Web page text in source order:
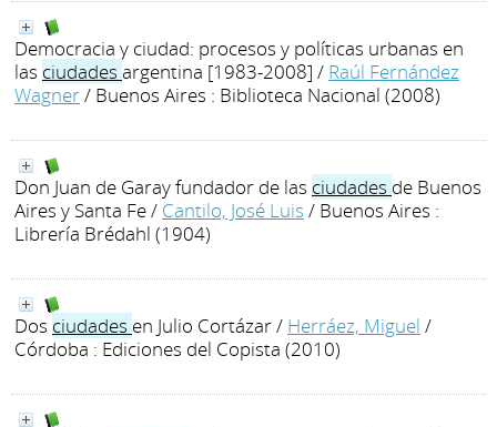
Democracia y ciudad: procesos y políticas urbanas en
las ciudades argentina [1983-2008] / Raúl Fernández
Wagner/ Buenos Aires : Biblioteca Nacional (2008)
Don Juan de Garay fundador de las ciudades de Buenos
Aires y Santa Fe/ Cantilo, José Luis / Buenos Aires :
Librería Brédahl (1904)
Dos ciudades en Julio Cortázar/ Herráez, Miguel /
Córdoba : Ediciones del Copista (2010)